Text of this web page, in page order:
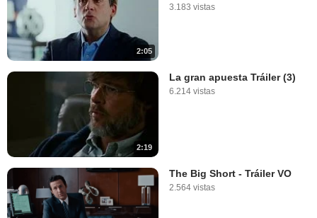
2:05
3.183 vistas
2:19
La gran apuesta Tráiler (3)
6.214 vistas
The Big Short - Tráiler VO
2.564 vistas